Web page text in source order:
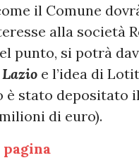
il Comune
alla società
punto, si potrà
Lazio e l’idea di
è stato depositato
di euro).